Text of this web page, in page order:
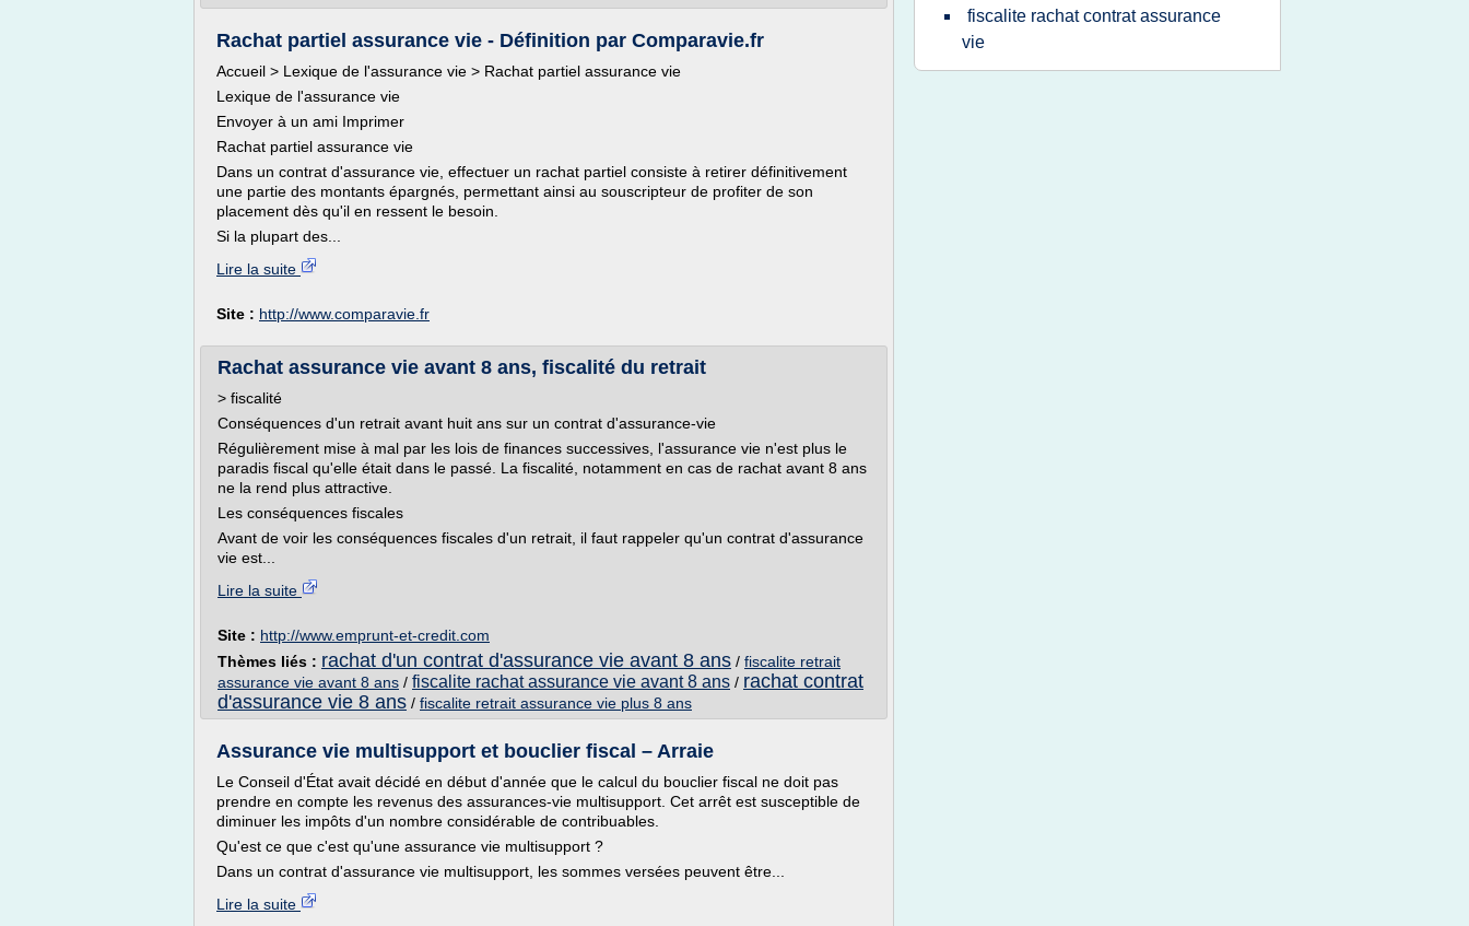
Rachat partiel assurance vie - Définition par Comparavie.fr
Accueil > Lexique de l'assurance vie > Rachat partiel assurance vie
Lexique de l'assurance vie
Envoyer à un ami Imprimer
Rachat partiel assurance vie
Dans un contrat d'assurance vie, effectuer un rachat partiel consiste à retirer définitivement
une partie des montants épargnés, permettant ainsi au souscripteur de profiter de son
placement dès qu'il en ressent le besoin.
Si la plupart des...
Lire la suite
Site : http://www.comparavie.fr
Rachat assurance vie avant 8 ans, fiscalité du retrait
> fiscalité
Conséquences d'un retrait avant huit ans sur un contrat d'assurance-vie
Régulièrement mise à mal par les lois de finances successives, l'assurance vie n'est plus le
paradis fiscal qu'elle était dans le passé. La fiscalité, notamment en cas de rachat avant 8 ans
ne la rend plus attractive.
Les conséquences fiscales
Avant de voir les conséquences fiscales d'un retrait, il faut rappeler qu'un contrat d'assurance
vie est...
Lire la suite
Site : http://www.emprunt-et-credit.com
Thèmes liés : rachat d'un contrat d'assurance vie avant 8 ans / fiscalite retrait
assurance vie avant 8 ans / fiscalite rachat assurance vie avant 8 ans / rachat contrat
d'assurance vie 8 ans / fiscalite retrait assurance vie plus 8 ans
Assurance vie multisupport et bouclier fiscal – Arraie
Le Conseil d'État avait décidé en début d'année que le calcul du bouclier fiscal ne doit pas
prendre en compte les revenus des assurances-vie multisupport. Cet arrêt est susceptible de
diminuer les impôts d'un nombre considérable de contribuables.
Qu'est ce que c'est qu'une assurance vie multisupport ?
Dans un contrat d'assurance vie multisupport, les sommes versées peuvent être...
Lire la suite
fiscalite rachat contrat assurance
vie